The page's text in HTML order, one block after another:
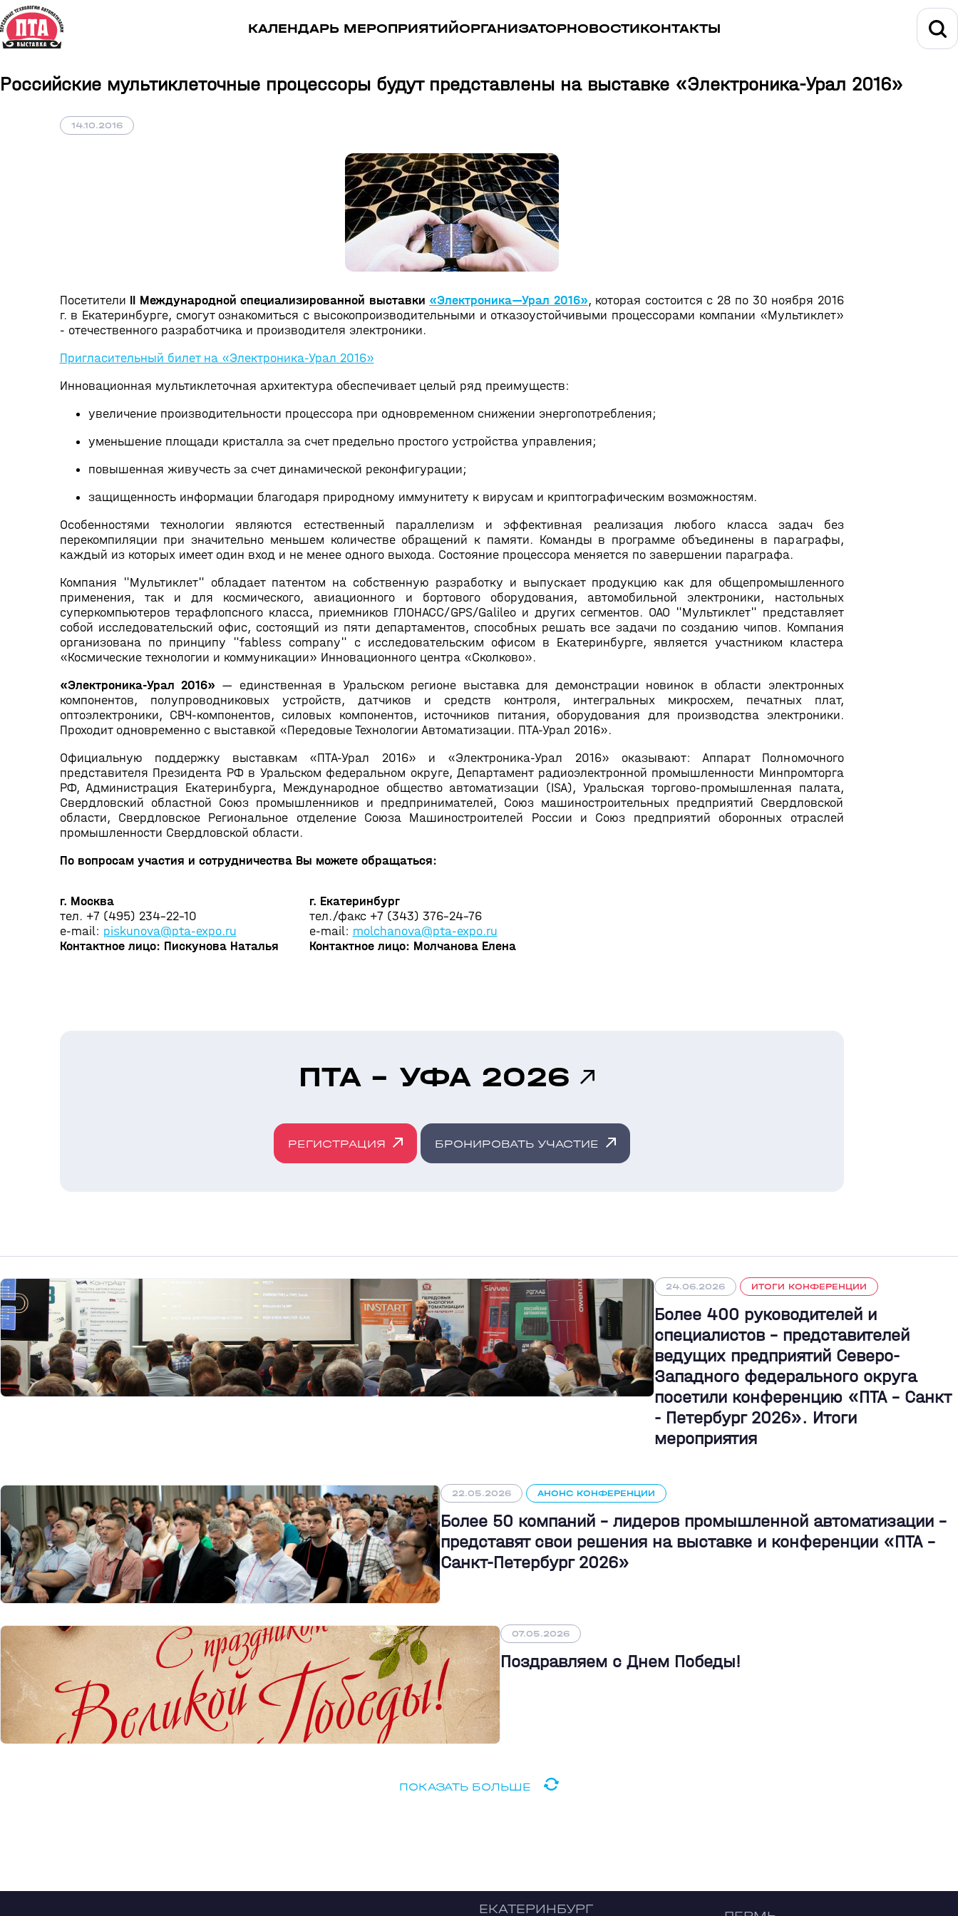
КАЛЕНДАРЬ МЕРОПРИЯТИЙОРГАНИЗАТОРНОВОСТИКОНТАКТЫ
Российские мультиклеточные процессоры будут представлены на выставке «Электроника-Урал 2016»
14.10.2016
Посетители II Международной специализированной выставки «Электроника—Урал 2016», которая состоится с 28 по 30 ноября 2016
г. в Екатеринбурге, смогут ознакомиться с высокопроизводительными и отказоустойчивыми процессорами компании «Мультиклет»
- отечественного разработчика и производителя электроники.
Пригласительный билет на «Электроника-Урал 2016»
Инновационная мультиклеточная архитектура обеспечивает целый ряд преимуществ:
увеличение производительности процессора при одновременном снижении энергопотребления;
уменьшение площади кристалла за счет предельно простого устройства управления;
повышенная живучесть за счет динамической реконфигурации;
защищенность информации благодаря природному иммунитету к вирусам и криптографическим возможностям.
Особенностями технологии являются естественный параллелизм и эффективная реализация любого класса задач без
перекомпиляции при значительно меньшем количестве обращений к памяти. Команды в программе объединены в параграфы,
каждый из которых имеет один вход и не менее одного выхода. Состояние процессора меняется по завершении параграфа.
Компания "Мультиклет" обладает патентом на собственную разработку и выпускает продукцию как для общепромышленного
применения, так и для космического, авиационного и бортового оборудования, автомобильной электроники, настольных
суперкомпьютеров терафлопсного класса, приемников ГЛОНАСС/GPS/Galileo и других сегментов. ОАО "Мультиклет" представляет
собой исследовательский офис, состоящий из пяти департаментов, способных решать все задачи по созданию чипов. Компания
организована по принципу "fabless company" с исследовательским офисом в Екатеринбурге, является участником кластера
«Космические технологии и коммуникации» Инновационного центра «Сколково».
«Электроника-Урал 2016» — единственная в Уральском регионе выставка для демонстрации новинок в области электронных
компонентов, полупроводниковых устройств, датчиков и средств контроля, интегральных микросхем, печатных плат,
оптоэлектроники, СВЧ-компонентов, силовых компонентов, источников питания, оборудования для производства электроники.
Проходит одновременно с выставкой «Передовые Технологии Автоматизации. ПТА-Урал 2016».
Официальную поддержку выставкам «ПТА-Урал 2016» и «Электроника-Урал 2016» оказывают: Аппарат Полномочного
представителя Президента РФ в Уральском федеральном округе, Департамент радиоэлектронной промышленности Минпромторга
РФ, Администрация Екатеринбурга, Международное общество автоматизации (ISA), Уральская торгово-промышленная палата,
Свердловский областной Союз промышленников и предпринимателей, Союз машиностроительных предприятий Свердловской
области, Свердловское Региональное отделение Союза Машиностроителей России и Союз предприятий оборонных отраслей
промышленности Свердловской области.
По вопросам участия и сотрудничества Вы можете обращаться:
г. Москва
тел. +7 (495) 234-22-10
e-mail: piskunova@pta-expo.ru
Контактное лицо: Пискунова Наталья
г. Екатеринбург
тел./факс +7 (343) 376-24-76
e-mail: molchanova@pta-expo.ru
Контактное лицо: Молчанова Елена
ПТА - УФА 2026
РЕГИСТРАЦИЯ БРОНИРОВАТЬ УЧАСТИЕ
24.06.2026 ИТОГИ КОНФЕРЕНЦИИ
Более 400 руководителей и
специалистов – представителей
ведущих предприятий Северо-
Западного федерального округа
посетили конференцию «ПТА – Санкт
- Петербург 2026». Итоги
мероприятия
22.05.2026 АНОНС КОНФЕРЕНЦИИ
Более 50 компаний - лидеров промышленной автоматизации -
представят свои решения на выставке и конференции «ПТА –
Санкт-Петербург 2026»
07.05.2026
Поздравляем с Днем Победы!
ПОКАЗАТЬ БОЛЬШЕ
ЕКАТЕРИНБУРГ